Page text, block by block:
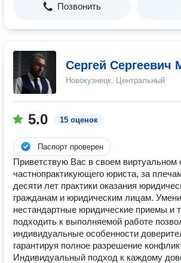
Позвонить
Сергей Сергеевич
Новокузнецк, Центральный
5.0 15 оценок
Паспорт проверен
Приветствую Вас в своем виртуальном
частнопрактикующего юриста, за
десяти лет практики оказания
гражданам и юридическим лицам.
нестандартные юридические приемы и
подходить к выполняемой работе
индивидуальные особенности
гарантируя полное разрешение
Индивидуальный подход к каждому